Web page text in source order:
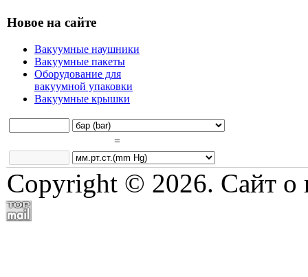
Новое на сайте
Вакуумные наушники
Вакуумные пакеты
Оборудование для
вакуумной упаковки
Вакуумные крышки
=
Copyright © 2026. Сайт о